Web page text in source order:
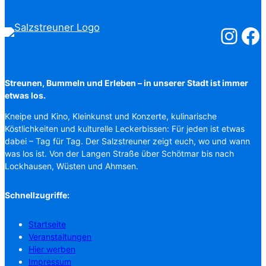
Streunen, Bummeln und Erleben – in unserer Stadt ist immer
etwas los.
Kneipe und Kino, Kleinkunst und Konzerte, kulinarische
Köstlichkeiten und kulturelle Leckerbissen: Für jeden ist etwas
dabei – Tag für Tag. Der Salzstreuner zeigt euch, wo und wann
was los ist. Von der Langen Straße über Schötmar bis nach
Lockhausen, Wüsten und Ahmsen.
Schnellzugriffe:
Startseite
Veranstaltungen
Hier werben
Impressum